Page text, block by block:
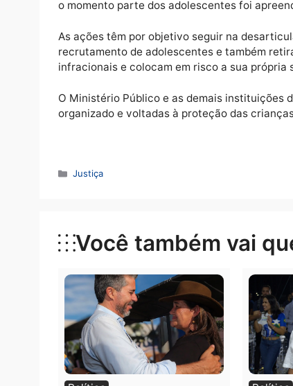
Diversos adolescentes passaram a ser
Segura.
Após deferidas 8 internações
o momento parte dos adolescentes foi
As ações têm por objetivo seguir na
infracionais e colocam em risco a sua
Categorias
Justiça
Você também vai